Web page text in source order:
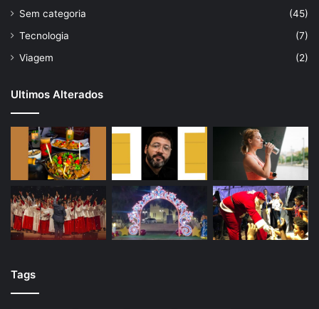
Sem categoria
(45)
Tecnologia
(7)
Viagem
(2)
Ultimos Alterados
Tags